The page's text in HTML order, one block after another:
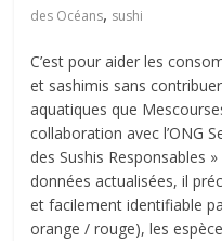
des Océans, sushi
C’est pour aider les
et sashimis sans
aquatiques que
collaboration avec l’ONG
des Sushis Responsables
données actualisées, il
et facilement identifiable
orange / rouge), les